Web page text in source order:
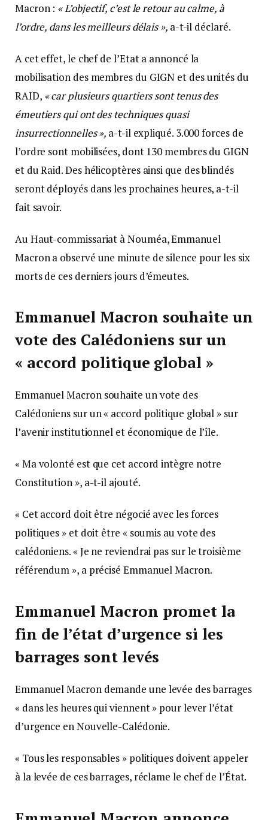
Macron : « L’objectif, c’est le retour au calme, à
l’ordre, dans les meilleurs délais », a-t-il déclaré.
A cet effet, le chef de l’Etat a annoncé la
mobilisation des membres du GIGN et des unités du
RAID, « car plusieurs quartiers sont tenus des
émeutiers qui ont des techniques quasi
insurrectionnelles », a-t-il expliqué. 3.000 forces de
l’ordre sont mobilisées, dont 130 membres du GIGN
et du Raid. Des hélicoptères ainsi que des blindés
seront déployés dans les prochaines heures, a-t-il
fait savoir.
Au Haut-commissariat à Nouméa, Emmanuel
Macron a observé une minute de silence pour les six
morts de ces derniers jours d’émeutes.
Emmanuel Macron souhaite un
vote des Calédoniens sur un
« accord politique global »
Emmanuel Macron souhaite un vote des
Calédoniens sur un « accord politique global » sur
l’avenir institutionnel et économique de l’île.
« Ma volonté est que cet accord intègre notre
Constitution », a-t-il ajouté.
« Cet accord doit être négocié avec les forces
politiques » et doit être « soumis au vote des
calédoniens. « Je ne reviendrai pas sur le troisième
référendum », a précisé Emmanuel Macron.
Emmanuel Macron promet la
fin de l’état d’urgence si les
barrages sont levés
Emmanuel Macron demande une levée des barrages
« dans les heures qui viennent » pour lever l’état
d’urgence en Nouvelle-Calédonie.
« Tous les responsables » politiques doivent appeler
à la levée de ces barrages, réclame le chef de l’État.